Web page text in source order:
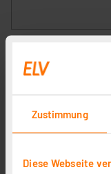
Zustimmung
Diese Webseite
technoline CO2-